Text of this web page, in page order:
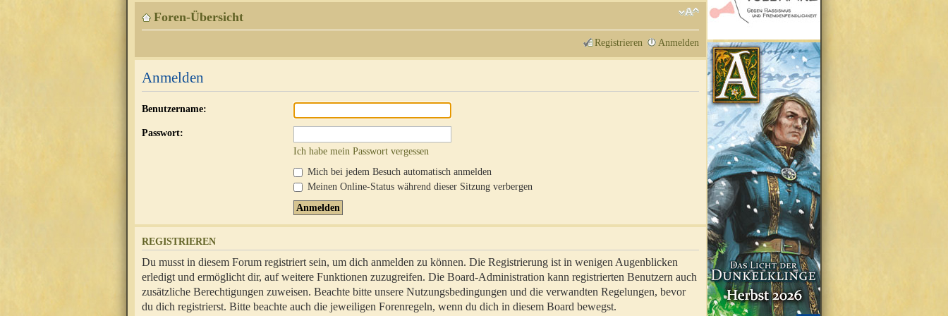
Foren-Übersicht
Registrieren Anmelden
Anmelden
Benutzername:
Passwort:
Ich habe mein Passwort vergessen
Mich bei jedem Besuch automatisch anmelden
Meinen Online-Status während dieser Sitzung verbergen
REGISTRIEREN
Du musst in diesem Forum registriert sein, um dich anmelden zu können. Die Registrierung ist in wenigen Augenblicken
erledigt und ermöglicht dir, auf weitere Funktionen zuzugreifen. Die Board-Administration kann registrierten Benutzern auch
zusätzliche Berechtigungen zuweisen. Beachte bitte unsere Nutzungsbedingungen und die verwandten Regelungen, bevor
du dich registrierst. Bitte beachte auch die jeweiligen Forenregeln, wenn du dich in diesem Board bewegst.